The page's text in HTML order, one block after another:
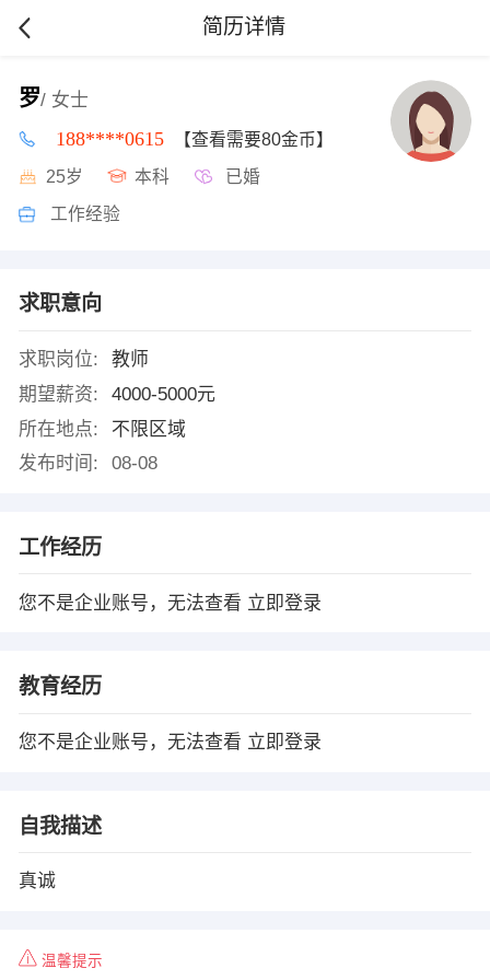
简历详情
罗/ 女士
188****0615 【查看需要80金币】
25岁 本科 已婚
工作经验
求职意向
求职岗位:
教师
期望薪资:
4000-5000元
所在地点:
不限区域
发布时间:
08-08
工作经历
您不是企业账号，无法查看 立即登录
教育经历
您不是企业账号，无法查看 立即登录
自我描述
真诚
温馨提示